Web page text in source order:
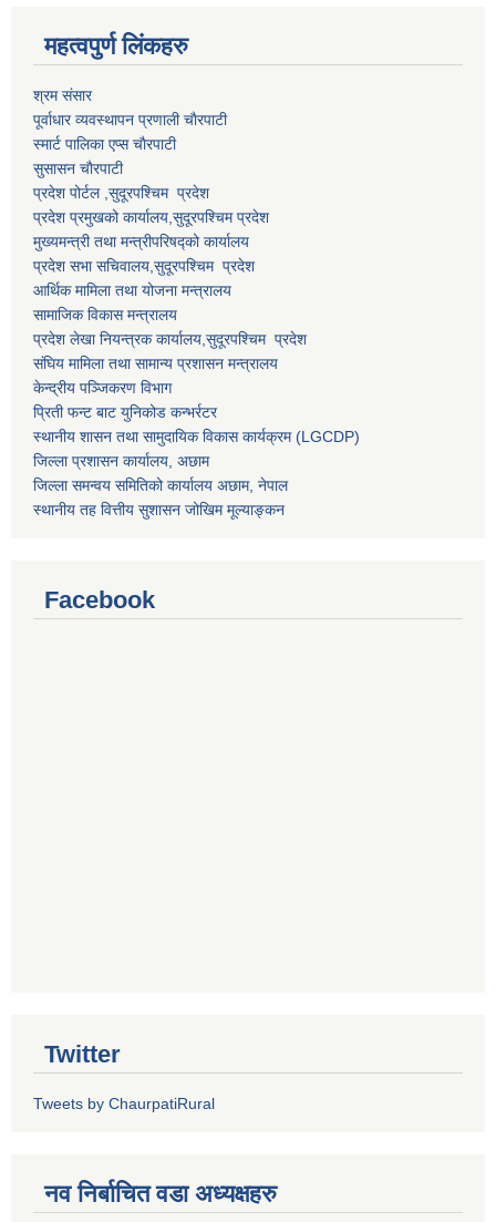
महत्वपुर्ण लि‌ंकहरु
श्रम संसार
पूर्वाधार व्यवस्थापन प्रणाली चाैरपाटी
स्मार्ट पालिका एप्स चाैरपाटी
सुसासन चाैरपाटी
प्रदेश पोर्टल ,सुदूरपश्चिम प्रदेश
प्रदेश प्रमुखको कार्यालय,सुदूरपश्चिमप्रदेश
मुख्यमन्त्री तथा मन्त्रीपरिषद्को कार्यालय
प्रदेश सभा सचिवालय,सुदूरपश्चिम प्रदेश
आर्थिक मामिला तथा योजना मन्त्रालय
सामाजिक विकास मन्त्रालय
प्रदेश लेखा नियन्त्रक कार्यालय,सुदूरपश्चिम प्रदेश
संघिय मामिला तथा सामान्य प्रशासन मन्त्रालय
केन्द्रीय पञ्जिकरण विभाग
प्रिती फन्ट बाट युनिकोड कन्भर्रटर
स्थानीय शासन तथा सामुदायिक विकास कार्यक्रम (LGCDP)
जिल्ला प्रशासन कार्यालय, अछाम
जिल्ला समन्वय समितिको कार्यालय अछाम, नेपाल
स्थानीय तह वित्तीय सुशासन जोखिम मूल्याङ्कन
Facebook
Twitter
Tweets by ChaurpatiRural
नव निर्बाचित वडा अध्यक्षहरु